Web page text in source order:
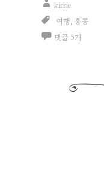
kirrie
여행 홍콩
댓글 5개